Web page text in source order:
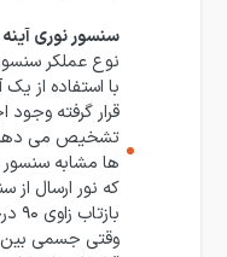
سنسور نوری آینه
نوع عملکر
با استفاده از
قرار گرفته
تشخیص می دهد
ها مشابه
که نور ارسال از
وقتی جسمی بین